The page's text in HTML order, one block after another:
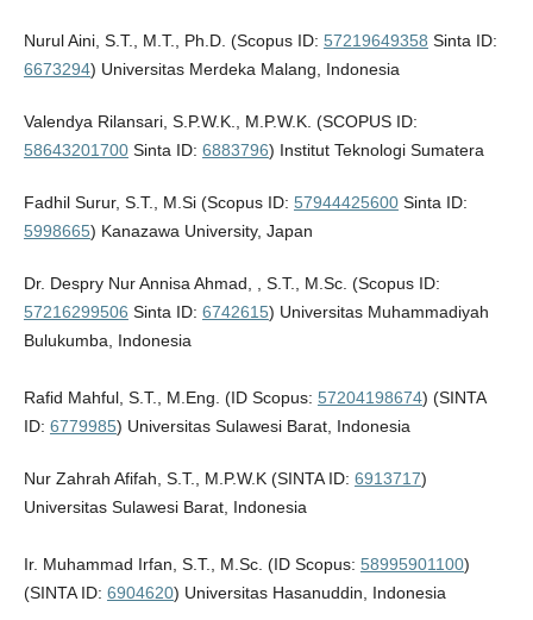
Nurul Aini, S.T., M.T., Ph.D. (Scopus ID: 57219649358 Sinta ID:
6673294) Universitas Merdeka Malang, Indonesia
Valendya Rilansari, S.P.W.K., M.P.W.K. (SCOPUS ID:
58643201700Sinta ID: 6883796) Institut Teknologi Sumatera
Fadhil Surur, S.T., M.Si (Scopus ID: 57944425600Sinta ID:
5998665) Kanazawa University, Japan
Dr. Despry Nur Annisa Ahmad, , S.T., M.Sc. (Scopus ID:
57216299506 Sinta ID: 6742615) Universitas Muhammadiyah
Bulukumba, Indonesia
Rafid Mahful, S.T., M.Eng. (ID Scopus: 57204198674) (SINTA
ID: 6779985) Universitas Sulawesi Barat, Indonesia
Nur Zahrah Afifah, S.T., M.P.W.K (SINTA ID: 6913717)
Universitas Sulawesi Barat, Indonesia
Ir. Muhammad Irfan, S.T., M.Sc. (ID Scopus: 58995901100)
(SINTA ID: 6904620) Universitas Hasanuddin, Indonesia